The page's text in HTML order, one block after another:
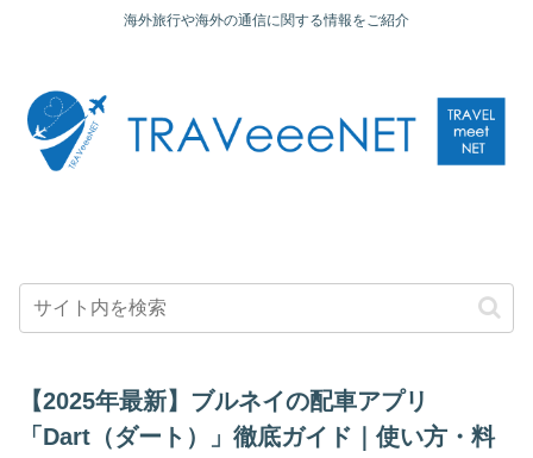
海外旅行や海外の通信に関する情報をご紹介
【2025年最新】ブルネイの配車アプリ
「Dart（ダート）」徹底ガイド｜使い方・料